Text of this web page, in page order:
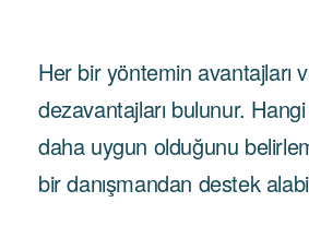
Her bir yöntemin avantajları
dezavantajları bulunur.
daha uygun olduğunu
bir danışmandan destek